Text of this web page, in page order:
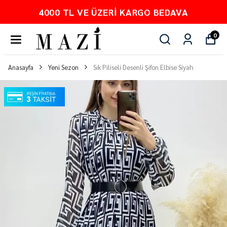
4000 TL VE ÜZERI KARGO BEDAVA
0
Anasayfa Yeni Sezon Sık Piliseli Desenli Şifon Elbise Siyah